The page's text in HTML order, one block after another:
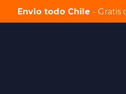
Envio todo Chile - Gratis